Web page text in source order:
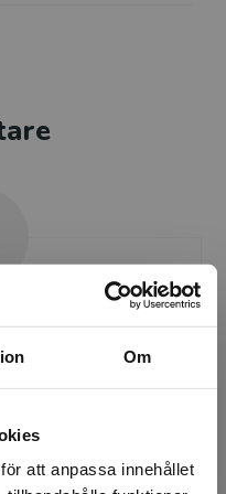
Om
att anpassa innehållet
Han har